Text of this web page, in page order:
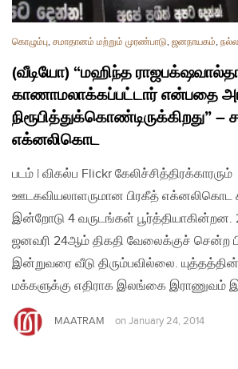
கொழும்பு, சமாதானம் மற்றும் முரண்பாடு, ஜனநாயகம்,
(வீடியோ) “மஹிந்த
காணாமலாக்கப்பட்டார் என்பதை
நிரூபித்துக்கொண்டிருக்கிறது” –
எக்னலிகொட
படம் | விகல்ப Flickr கேலிச்சித்திரக்காரரும்
ஊடகவியலாளருமான பிரகீத் எக்னலிகொட
இன்றோடு 4 வருடங்கள்
ஜனவரி 24ஆம் திகதி வேலைக்குச் சென்ற
இன்றுவரை வீடு திரும்பவில்லை.
மக்களுக்கு எதிராக இலங்கை இராணுவம்
MAATRAM on January 24, 2014